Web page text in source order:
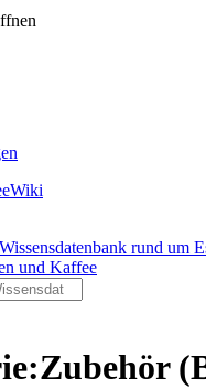
rund um
und Kaffee